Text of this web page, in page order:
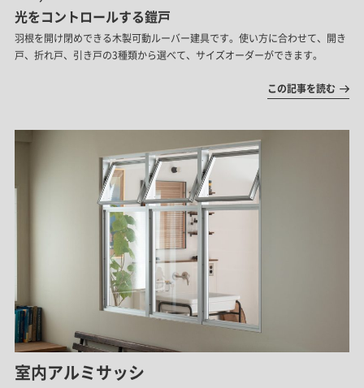
光をコントロールする鎧戸
羽根を開け閉めできる木製可動ルーバー建具です。使い方に合わせて、開き
戸、折れ戸、引き戸の3種類から選べて、サイズオーダーができます。
この記事を読む
室内アルミサッシ